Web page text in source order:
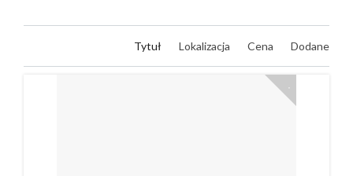
Tytuł Lokalizacja Cena Dodane